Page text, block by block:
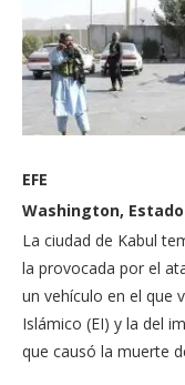
EFE
Washington,
La ciudad de Kabul
la provocada por el
un vehículo en el que
Islámico (EI) y la del
que causó la muerte